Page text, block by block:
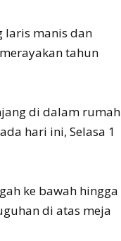
laris manis dan
tahun
di dalam rumah
hari ini, Selasa 1
ke bawah hingga
di atas meja